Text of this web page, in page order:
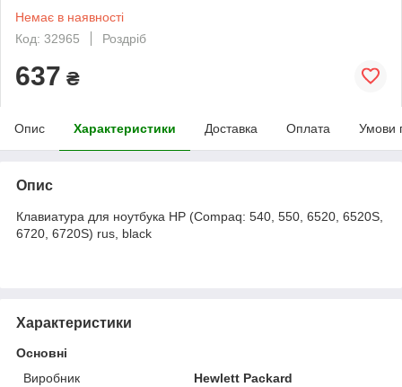
Немає в наявності
Код: 32965
Роздріб
637 ₴
Опис Характеристики Доставка Оплата Умови
Опис
Клавиатура для ноутбука HP (Compaq: 540, 550, 6520, 6520S,
6720, 6720S) rus, black
Характеристики
Основні
Виробник
Hewlett Packard